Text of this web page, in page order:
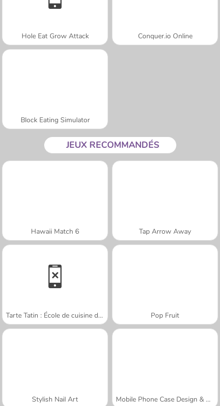
Hole Eat Grow Attack Conquer.io Online
Block Eating Simulator
JEUX RECOMMANDÉS
Hawaii Match 6 Tap Arrow Away
Tarte Tatin : École de cuisine de Sara Pop Fruit
Stylish Nail Art Mobile Phone Case Design & DIY